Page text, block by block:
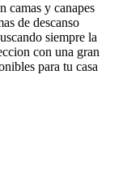
camas y canapes
de descanso
siempre la
con una gran
para tu casa